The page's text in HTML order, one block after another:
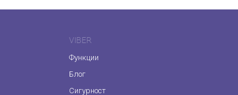
VIBER
Функции
Блог
Сигурност